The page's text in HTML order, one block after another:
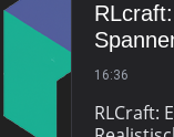
16:36
RLCraft: